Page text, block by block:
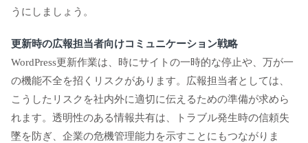
うにしましょう。
更新時の広報担当者向けコミュニケーション戦略
WordPress更新作業は、時にサイトの一時的な停止や、万が一
の機能不全を招くリスクがあります。広報担当者としては、
こうしたリスクを社内外に適切に伝えるための準備が求めら
れます。透明性のある情報共有は、トラブル発生時の信頼失
墜を防ぎ、企業の危機管理能力を示すことにもつながりま